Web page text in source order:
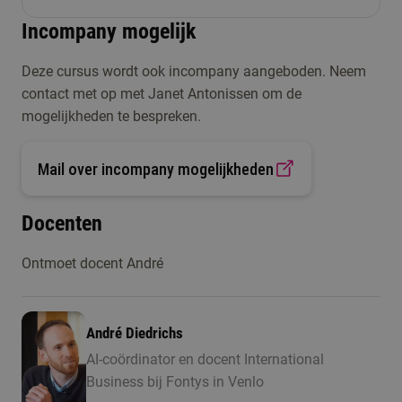
locatie gegeven onder begeleiding van ervaren AI-
praktijkopdrachten en gezamenlijke discussies.
praktische casus waarin je de geleerde
vaardigheden direct toepast.
Incompany mogelijk
Deze cursus wordt ook incompany aangeboden. Neem
contact met op met Janet Antonissen om de
mogelijkheden te bespreken.
Mail over incompany mogelijkheden
Docenten
Ontmoet docent André
André Diedrichs
AI-coördinator en docent International
Business bij Fontys in Venlo